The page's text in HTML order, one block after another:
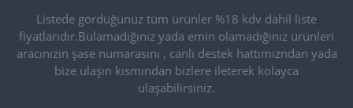
Listede gördüğünüz tüm ürünler %18 kdv dahil liste
fiyatlarıdır.Bulamadığınız yada emin olamadığınız ürünleri
aracınızın şase numarasını , canlı destek hattımızndan yada
bize ulaşın kısmından bizlere ileterek kolayca
ulaşabilirsiniz.